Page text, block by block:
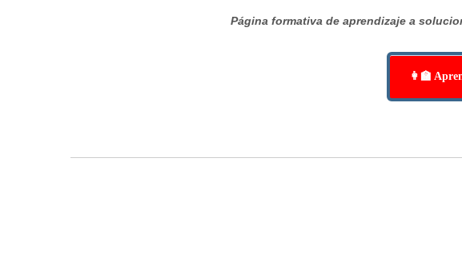
Página formativa de aprendizaje a
👩‍🏫